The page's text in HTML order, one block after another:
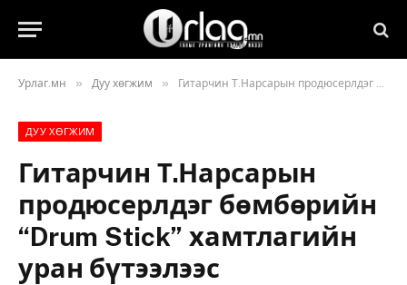
Урлаг.мн » Дуу хөгжим » Гитарчин Т.Нарсарын продюсерлдэг бөмбөрийн “Drum Stick” хамтлагийн уран бүтээлээс
ДУУ ХӨГЖИМ
Гитарчин Т.Нарсарын
продюсерлдэг бөмбөрийн
“Drum Stick” хамтлагийн
уран бүтээлээс